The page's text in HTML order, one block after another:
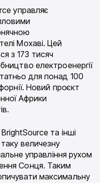
управляє
Мохаві. Цей
з 173 тисяч
електроенергії
для понад 100
Новий проєкт
Африки
та інші
таку величезну
управління рухом
Сонця. Таким
максимальну